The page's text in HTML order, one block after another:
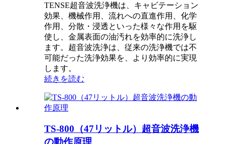
TENSE超音波洗浄機は、キャビテーション
効果、機械作用、流れへの直進作用、化学
作用、分散・浸透といった様々な作用を駆
使し、金属表面の油汚れを効率的に洗浄し
ます。超音波洗浄は、従来の洗浄機では不
可能だった洗浄効果を、より効率的に実現
します。
続きを読む
TS-800（47リットル）超音波洗浄機
の動作原理